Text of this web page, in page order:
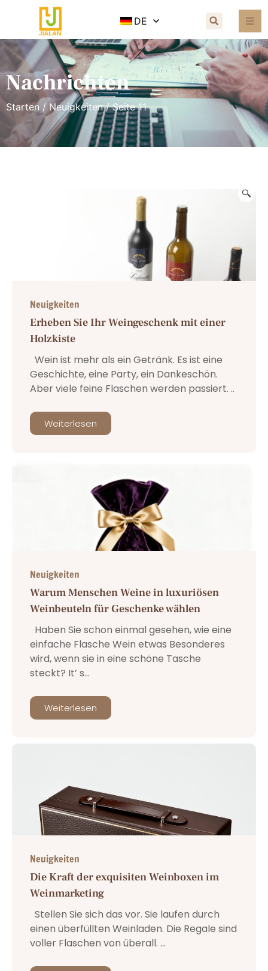
DE
Nachrichten
Starten / Neuigkeiten/ Seite 11
Neuigkeiten
Erheben Sie Ihr Weingeschenk mit einer
Holzkiste
Wein ist mehr als ein Getränk. Es ist eine
Geschichte, eine Party, ein Dankeschön.
Aber viele feine Flaschen werden passiert. ..
Weiterlesen
Neuigkeiten
Warum Menschen Weine in luxuriösen
Weinbeuteln für Geschenke wählen
Haben Sie schon einmal gesehen, wie eine
einfache Flasche Wein etwas Besonderes
wird, wenn sie in eine schöne Tasche
steckt? It’ s...
Weiterlesen
Neuigkeiten
Die Kraft der exquisiten Weinboxen im
Weinmarketing
Stellen Sie sich das vor. Sie laufen durch
einen überfüllten Weinladen. Die Regale sind
voller Flaschen von überall. ...